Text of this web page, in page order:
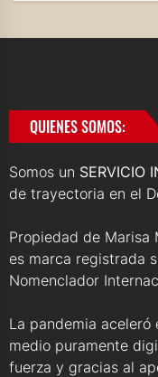
QUIENES SOMOS:
Somos un SERVICIO
de trayectoria en el
Propiedad de Marisa
es marca registrada
Nomenclador
La pandemia aceleró
medio puramente
fuerza y gracias al